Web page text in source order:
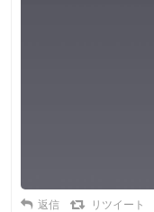
返信 リツイート